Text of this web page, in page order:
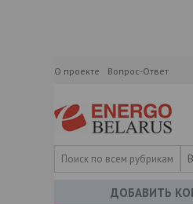
О проекте Вопрос-Ответ
ДОБАВИТЬ